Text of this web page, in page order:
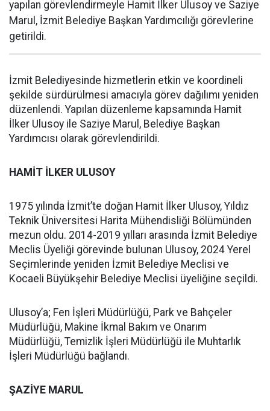
yapılan görevlendirmeyle Hamit İlker Ulusoy ve Saziye
Marul, İzmit Belediye Başkan Yardımcılığı görevlerine
getirildi.
İzmit Belediyesinde hizmetlerin etkin ve koordineli
şekilde sürdürülmesi amacıyla görev dağılımı yeniden
düzenlendi. Yapılan düzenleme kapsamında Hamit
İlker Ulusoy ile Saziye Marul, Belediye Başkan
Yardımcısı olarak görevlendirildi.
HAMİT İLKER ULUSOY
1975 yılında İzmit’te doğan Hamit İlker Ulusoy, Yıldız
Teknik Üniversitesi Harita Mühendisliği Bölümünden
mezun oldu. 2014-2019 yılları arasında İzmit Belediye
Meclis Üyeliği görevinde bulunan Ulusoy, 2024 Yerel
Seçimlerinde yeniden İzmit Belediye Meclisi ve
Kocaeli Büyükşehir Belediye Meclisi üyeliğine seçildi.
Ulusoy’a; Fen İşleri Müdürlüğü, Park ve Bahçeler
Müdürlüğü, Makine İkmal Bakım ve Onarım
Müdürlüğü, Temizlik İşleri Müdürlüğü ile Muhtarlık
İşleri Müdürlüğü bağlandı.
ŞAZİYE MARUL